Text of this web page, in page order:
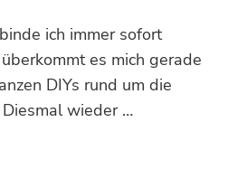
ich immer sofort
es mich gerade
DIYs rund um die
wieder …